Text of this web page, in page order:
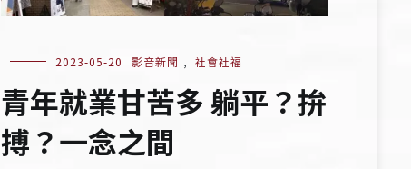
2023-05-20 影音新聞 , 社會社福
青年就業甘苦多 躺平？拚
搏？一念之間